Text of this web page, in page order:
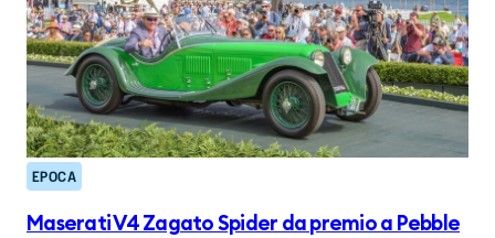
EPOCA
Maserati V4 Zagato Spider da premio a Pebble